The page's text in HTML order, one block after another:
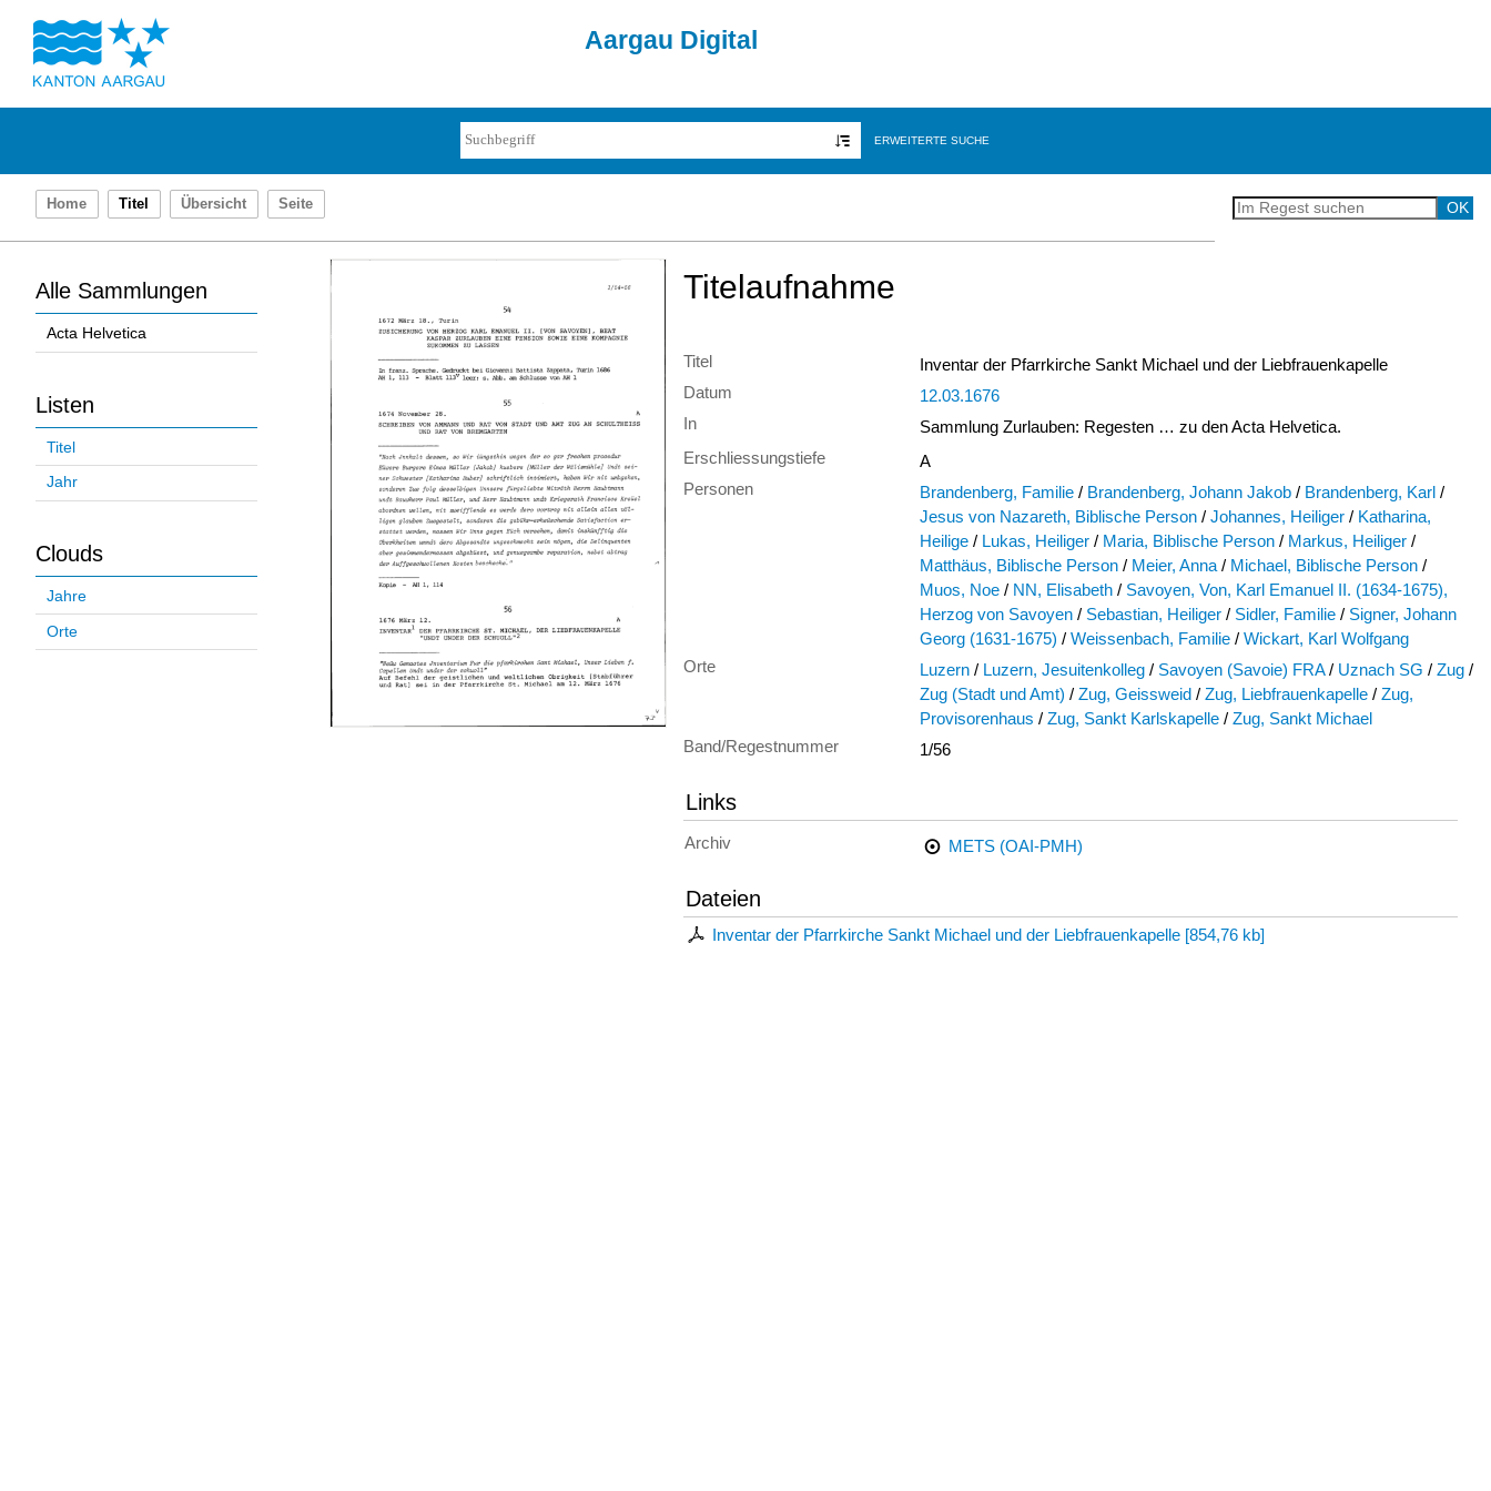
Aargau Digital
ERWEITERTE SUCHE
Home Titel Übersicht Seite
Alle Sammlungen
Acta Helvetica
Listen
Titel
Jahr
Clouds
Jahre
Orte
Titelaufnahme
Titel
Inventar der Pfarrkirche Sankt Michael und der Liebfrauenkapelle
Datum
12.03.1676
In
Sammlung Zurlauben: Regesten … zu den Acta Helvetica.
Erschliessungstiefe
A
Personen
Brandenberg, Familie / Brandenberg, Johann Jakob / Brandenberg, Karl /
Jesus von Nazareth, Biblische Person / Johannes, Heiliger / Katharina,
Heilige / Lukas, Heiliger / Maria, Biblische Person / Markus, Heiliger /
Matthäus, Biblische Person / Meier, Anna / Michael, Biblische Person /
Muos, Noe / NN, Elisabeth / Savoyen, Von, Karl Emanuel II. (1634-1675),
Herzog von Savoyen / Sebastian, Heiliger / Sidler, Familie / Signer, Johann
Georg (1631-1675) / Weissenbach, Familie / Wickart, Karl Wolfgang
Orte
Luzern / Luzern, Jesuitenkolleg / Savoyen (Savoie) FRA / Uznach SG / Zug /
Zug (Stadt und Amt) / Zug, Geissweid / Zug, Liebfrauenkapelle / Zug,
Provisorenhaus / Zug, Sankt Karlskapelle / Zug, Sankt Michael
Band/Regestnummer
1/56
Links
Archiv METS (OAI-PMH)
Dateien
Inventar der Pfarrkirche Sankt Michael und der Liebfrauenkapelle[854,76 kb]